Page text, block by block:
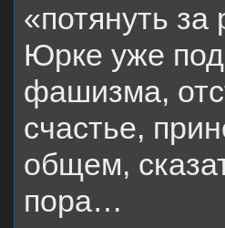
«потянуть за
Юрке уже под
фашизма,
счастье,
общем,
пора…